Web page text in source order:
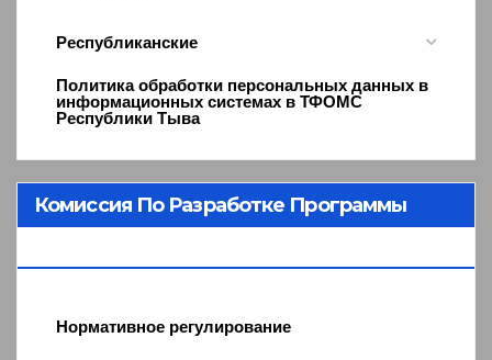
Республиканские
Политика обработки персональных данных в
информационных системах в ТФОМС
Республики Тыва
Комиссия По Разработке Программы
Нормативное регулирование